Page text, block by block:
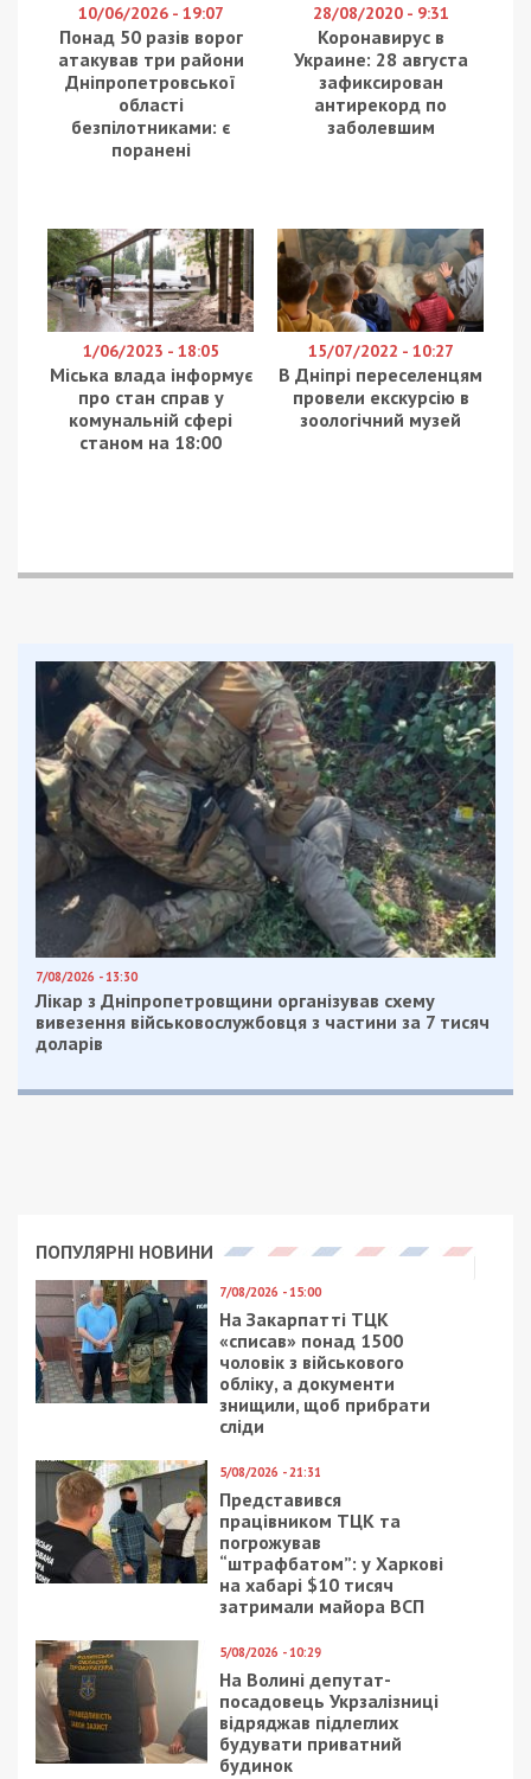
10/06/2026 - 19:07
Понад 50 разів ворог
атакував три райони
Дніпропетровської
області
безпілотниками: є
поранені
28/08/2020 - 9:31
Коронавирус в
Украине: 28 августа
зафиксирован
антирекорд по
заболевшим
1/06/2023 - 18:05
Міська влада інформує
про стан справ у
комунальній сфері
станом на 18:00
15/07/2022 - 10:27
В Дніпрі переселенцям
провели екскурсію в
зоологічний музей
7/08/2026 - 13:30
Лікар з Дніпропетровщини організував схему
вивезення військовослужбовця з частини за 7 тисяч
доларів
ПОПУЛЯРНІ НОВИНИ
7/08/2026 - 15:00
На Закарпатті ТЦК
«списав» понад 1500
чоловік з військового
обліку, а документи
знищили, щоб прибрати
сліди
5/08/2026 - 21:31
Представився
працівником ТЦК та
погрожував
“штрафбатом”: у Харкові
на хабарі $10 тисяч
затримали майора ВСП
5/08/2026 - 10:29
На Волині депутат-
посадовець Укрзалізниці
відряджав підлеглих
будувати приватний
будинок